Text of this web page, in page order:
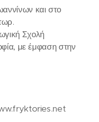
και στο
Σχολή
με έμφαση στην